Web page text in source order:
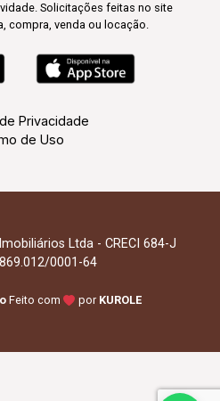
Solicitações feitas no site
compra, venda ou locação.
Privacidade
de Uso
Ltda - CRECI 684-J
0001-64
Feito com por KUROLE